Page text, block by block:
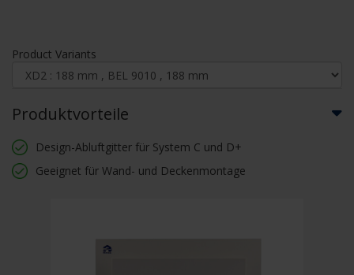
Product Variants
Produktvorteile
Design-Abluftgitter für System C und D+
Geeignet für Wand- und Deckenmontage